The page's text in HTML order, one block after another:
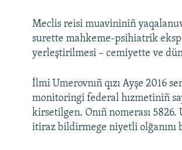
Meclis reisi muavininiñ
surette mahkeme-psihiatrik
yerleştirilmesi – cemiyette ve
İlmi Umerovnıñ qızı Ayşe 2016
monitoringi federal hızmetiniñ
kirsetilgen. Onıñ nomerası
itiraz bildirmege niyetli olğanını